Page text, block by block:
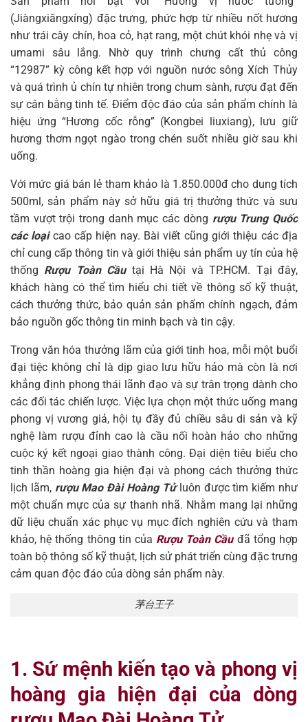
(Jiàngxiāngxíng) đặc trưng, phức hợp từ nhiều nốt hương
như trái cây chín, hoa cỏ, hạt rang, một chút khói nhẹ và vị
umami sâu lắng. Nhờ quy trình chưng cất thủ công
“12987” kỳ công kết hợp với nguồn nước sông Xích Thủy
và quá trình ủ chín tự nhiên trong chum sành, rượu đạt đến
sự cân bằng tinh tế. Điểm độc đáo của sản phẩm chính là
hiệu ứng “Hương cốc rỗng” (Kongbei liuxiang), lưu giữ
hương thơm ngọt ngào trong chén suốt nhiều giờ sau khi
uống.
Với mức giá bán lẻ tham khảo là 1.850.000đ cho dung tích
500ml, sản phẩm này sở hữu giá trị thưởng thức và sưu
tầm vượt trội trong danh mục các dòng rượu Trung Quốc
các loạicao cấp hiện nay. Bài viết cũng giới thiệu các địa
chỉ cung cấp thông tin và giới thiệu sản phẩm uy tín của hệ
thống Rượu Toàn Cầutại Hà Nội và TP.HCM. Tại đây,
khách hàng có thể tìm hiểu chi tiết về thông số kỹ thuật,
cách thưởng thức, bảo quản sản phẩm chính ngạch, đảm
bảo nguồn gốc thông tin minh bạch và tin cậy.
Trong văn hóa thưởng lãm của giới tinh hoa, mỗi một buổi
đại tiệc không chỉ là dịp giao lưu hữu hảo mà còn là nơi
khẳng định phong thái lãnh đạo và sự trân trọng dành cho
các đối tác chiến lược. Việc lựa chọn một thức uống mang
phong vị vương giả, hội tụ đầy đủ chiều sâu di sản và kỹ
nghệ làm rượu đỉnh cao là cầu nối hoàn hảo cho những
cuộc ký kết ngoại giao thành công. Đại diện tiêu biểu cho
tinh thần hoàng gia hiện đại và phong cách thưởng thức
lịch lãm, rượu Mao Đài Hoàng Tửluôn được tìm kiếm như
một chuẩn mực của sự thanh nhã. Nhằm mang lại những
dữ liệu chuẩn xác phục vụ mục đích nghiên cứu và tham
khảo, hệ thống thông tin của Rượu Toàn Cầuđã tổng hợp
toàn bộ thông số kỹ thuật, lịch sử phát triển cùng đặc trưng
cảm quan độc đáo của dòng sản phẩm này.
茅台王子
1. Sứ mệnh kiến tạo và phong vị
hoàng gia hiện đại của dòng